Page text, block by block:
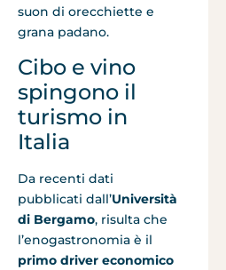
suon di orecchiette e
grana padano.
Cibo e vino
spingono il
turismo in
Italia
Da recenti dati
pubblicati dall’Università
di Bergamo, risulta che
l’enogastronomia è il
primo driver economico